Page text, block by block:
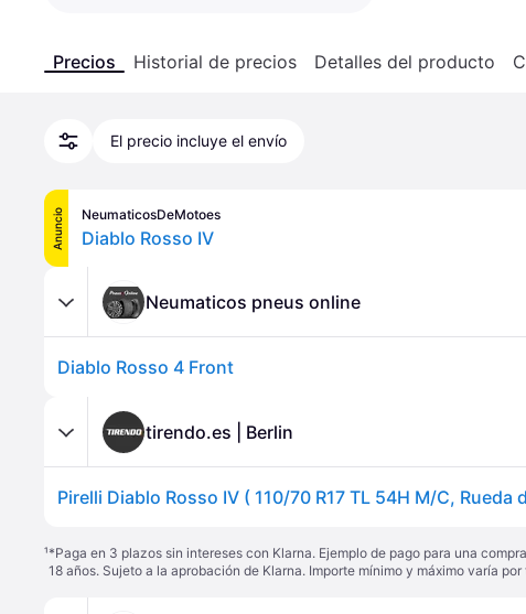
Precios Historial de precios Detalles del producto
El precio incluye el envío
Anuncio NeumaticosDeMotoes
Diablo Rosso IV
Neumaticos pneus online
Diablo Rosso 4 Front
tirendo.es | Berlin
¹*Paga en 3 plazos sin intereses con Klarna. Ejemplo de pago para una
18 años. Sujeto a la aprobación de Klarna. Importe mínimo y máximo varía